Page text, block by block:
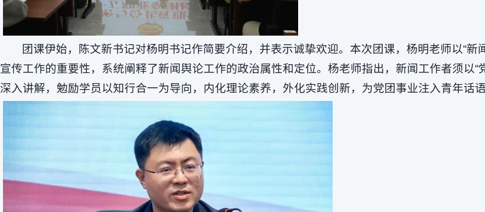
团课伊始，陈文新书记对杨明书记作简要介绍，并表示诚挚欢迎。本次团课，杨明老师以“
宣传工作的重要性，系统阐释了新闻舆论工作的政治属性和定位。杨老师指出，新闻工作者须
深入讲解，勉励学员以知行合一为导向，内化理论素养，外化实践创新，为党团事业注入青年话语